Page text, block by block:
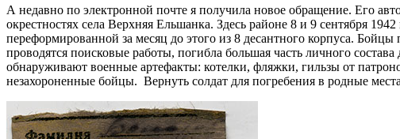
А недавно по электронной почте я получила новое обращение. Его
окрестностях села Верхняя Ельшанка. Здесь районе 8 и 9 сентября
переформированной за месяц до этого из 8 десантного корпуса.
проводятся поисковые работы, погибла большая часть личного
обнаруживают военные артефакты: котелки, фляжки, гильзы от
незахороненные бойцы. Вернуть солдат для погребения в родные